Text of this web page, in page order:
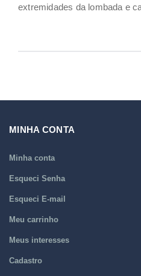
extremidades da lombada e
MINHA CONTA
Minha conta
Esqueci Senha
Esqueci E-mail
Meu carrinho
Meus interesses
Cadastro